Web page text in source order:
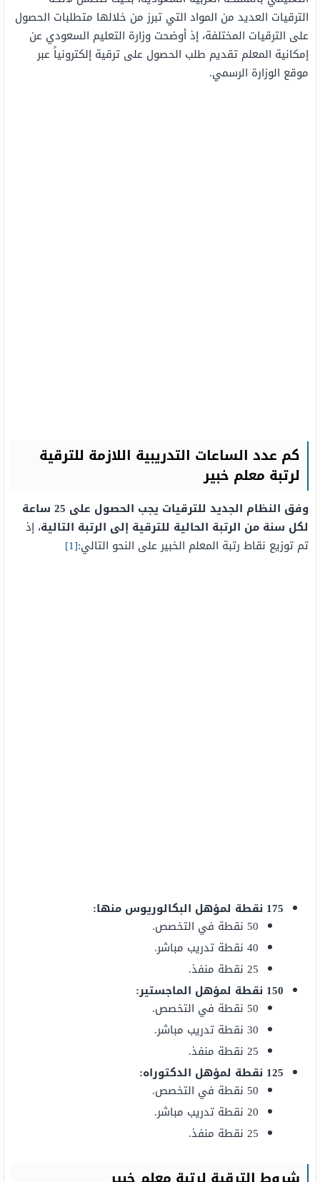
الترقيات العديد من المواد التي تبرز من خلالها متطلبات الحصول
على الترقيات المختلفة، إذ أوضحت وزارة التعليم السعودي عن
إمكانية المعلم تقديم طلب الحصول على ترقية إلكترونياً عبر
موقع الوزارة الرسمي.
كم عدد الساعات التدريبية اللازمة للترقية
لرتبة معلم خبير
وفق النظام الجديد للترقيات يجب الحصول على 25 ساعة
لكل سنة من الرتبة الحالية للترقية إلى الرتبة التالية، إذ
تم توزيع نقاط رتبة المعلم الخبير على النحو التالي:[1]
175 نقطة لمؤهل البكالوريوس منها:
50 نقطة في التخصص.
40 نقطة تدريب مباشر.
25 نقطة منفذ.
150 نقطة لمؤهل الماجستير:
50 نقطة في التخصص.
30 نقطة تدريب مباشر.
25 نقطة منفذ.
125 نقطة لمؤهل الدكتوراه:
50 نقطة في التخصص.
20 نقطة تدريب مباشر.
25 نقطة منفذ.